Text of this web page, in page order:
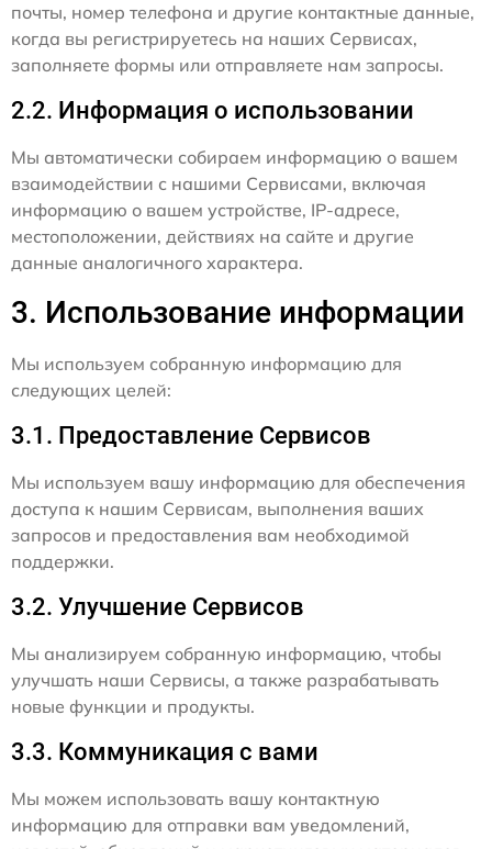
почты, номер телефона и другие контактные данные,
когда вы регистрируетесь на наших Сервисах,
заполняете формы или отправляете нам запросы.
2.2. Информация о использовании
Мы автоматически собираем информацию о вашем
взаимодействии с нашими Сервисами, включая
информацию о вашем устройстве, IP-адресе,
местоположении, действиях на сайте и другие
данные аналогичного характера.
3. Использование информации
Мы используем собранную информацию для
следующих целей:
3.1. Предоставление Сервисов
Мы используем вашу информацию для обеспечения
доступа к нашим Сервисам, выполнения ваших
запросов и предоставления вам необходимой
поддержки.
3.2. Улучшение Сервисов
Мы анализируем собранную информацию, чтобы
улучшать наши Сервисы, а также разрабатывать
новые функции и продукты.
3.3. Коммуникация с вами
Мы можем использовать вашу контактную
информацию для отправки вам уведомлений,